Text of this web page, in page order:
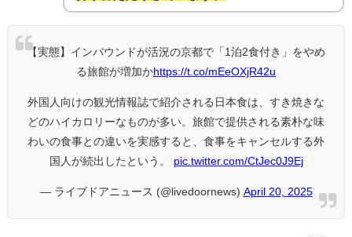
【実態】インバウンドが活況の京都で「1泊2食付き」をやめ
る旅館が増加かhttps://t.co/mEeOXjR42u
外国人向けの観光情報誌で紹介される日本食は、すき焼きな
どのハイカロリーなものが多い。旅館で提供される素朴な味
わいの食事との違いを実感すると、食事をキャンセルする外
国人が続出したという。
pic.twitter.com/CtJec0J9Ej
— ライブドアニュース (@livedoornews) April 20, 2025